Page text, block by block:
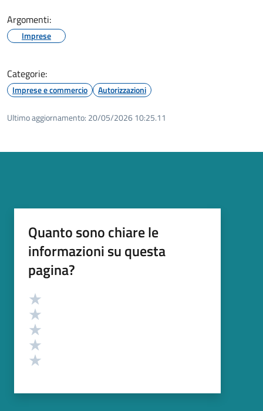
Argomenti:
Imprese
Categorie:
Imprese e commercio Autorizzazioni
Ultimo aggiornamento: 20/05/2026 10:25.11
Quanto sono chiare le
informazioni su questa
pagina?
Valutazione